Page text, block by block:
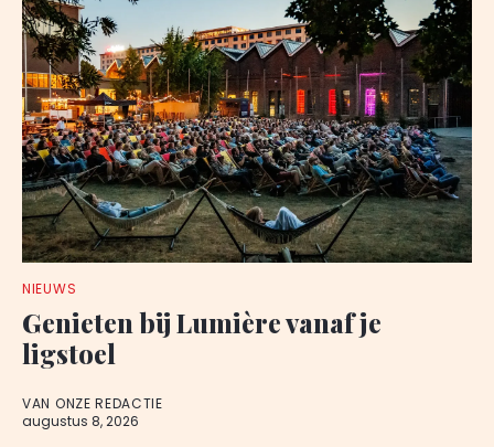
NIEUWS
Genieten bij Lumière vanaf je
ligstoel
VAN ONZE REDACTIE
augustus 8, 2026